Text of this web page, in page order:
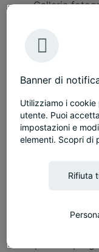
Galleria
Dimensioni
1200 m²
6 settimane
80 postazioni di
Servizi
Workplace
Interior
Banner di
Utilizziamo i
utente. Puoi
impostazioni e
elementi. Scopri di
Rifiuta